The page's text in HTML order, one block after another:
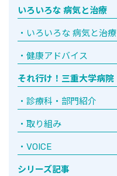
いろいろな 病気と治療
いろいろな 病気と治療
健康アドバイス
それ行け！三重大学病院
診療科・部門紹介
取り組み
VOICE
シリーズ記事